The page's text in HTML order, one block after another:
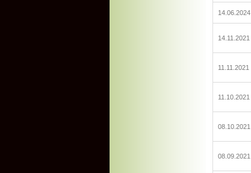
14.06.2024
14.11.2021
11.11.2021
11.10.2021
08.10.2021
08.09.2021